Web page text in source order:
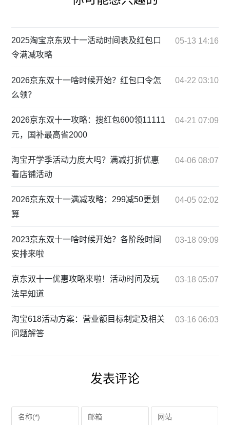
2025淘宝京东双十一活动时间表及红包口
令满减攻略
05-13 14:16
2026京东双十一啥时候开始？红包口令怎
么领？
04-22 03:10
2026京东双十一攻略：搜红包600领11111
元，国补最高省2000
04-21 07:09
淘宝开学季活动力度大吗？满减打折优惠
看店铺活动
04-06 08:07
2026京东双十一满减攻略：299减50更划
算
04-05 02:02
2023京东双十一啥时候开始？各阶段时间
安排来啦
03-18 09:09
京东双十一优惠攻略来啦！活动时间及玩
法早知道
03-18 05:07
淘宝618活动方案：营业额目标制定及相关
问题解答
03-16 06:03
发表评论